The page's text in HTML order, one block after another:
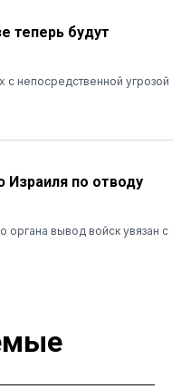
теперь будут
с непосредственной угрозой
Израиля по отводу
органа вывод войск увязан с